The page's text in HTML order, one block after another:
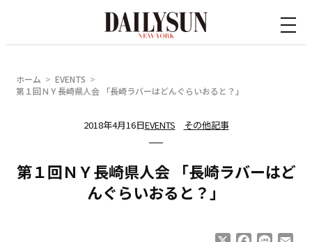
ホーム
EVENTS
第１回ＮＹ長崎県人会 「長崎ラバーはどんぐらいおると？」
2018年4月16日EVENTS その他記事
第１回ＮＹ長崎県人会 「長崎ラバーはど
んぐらいおると？」